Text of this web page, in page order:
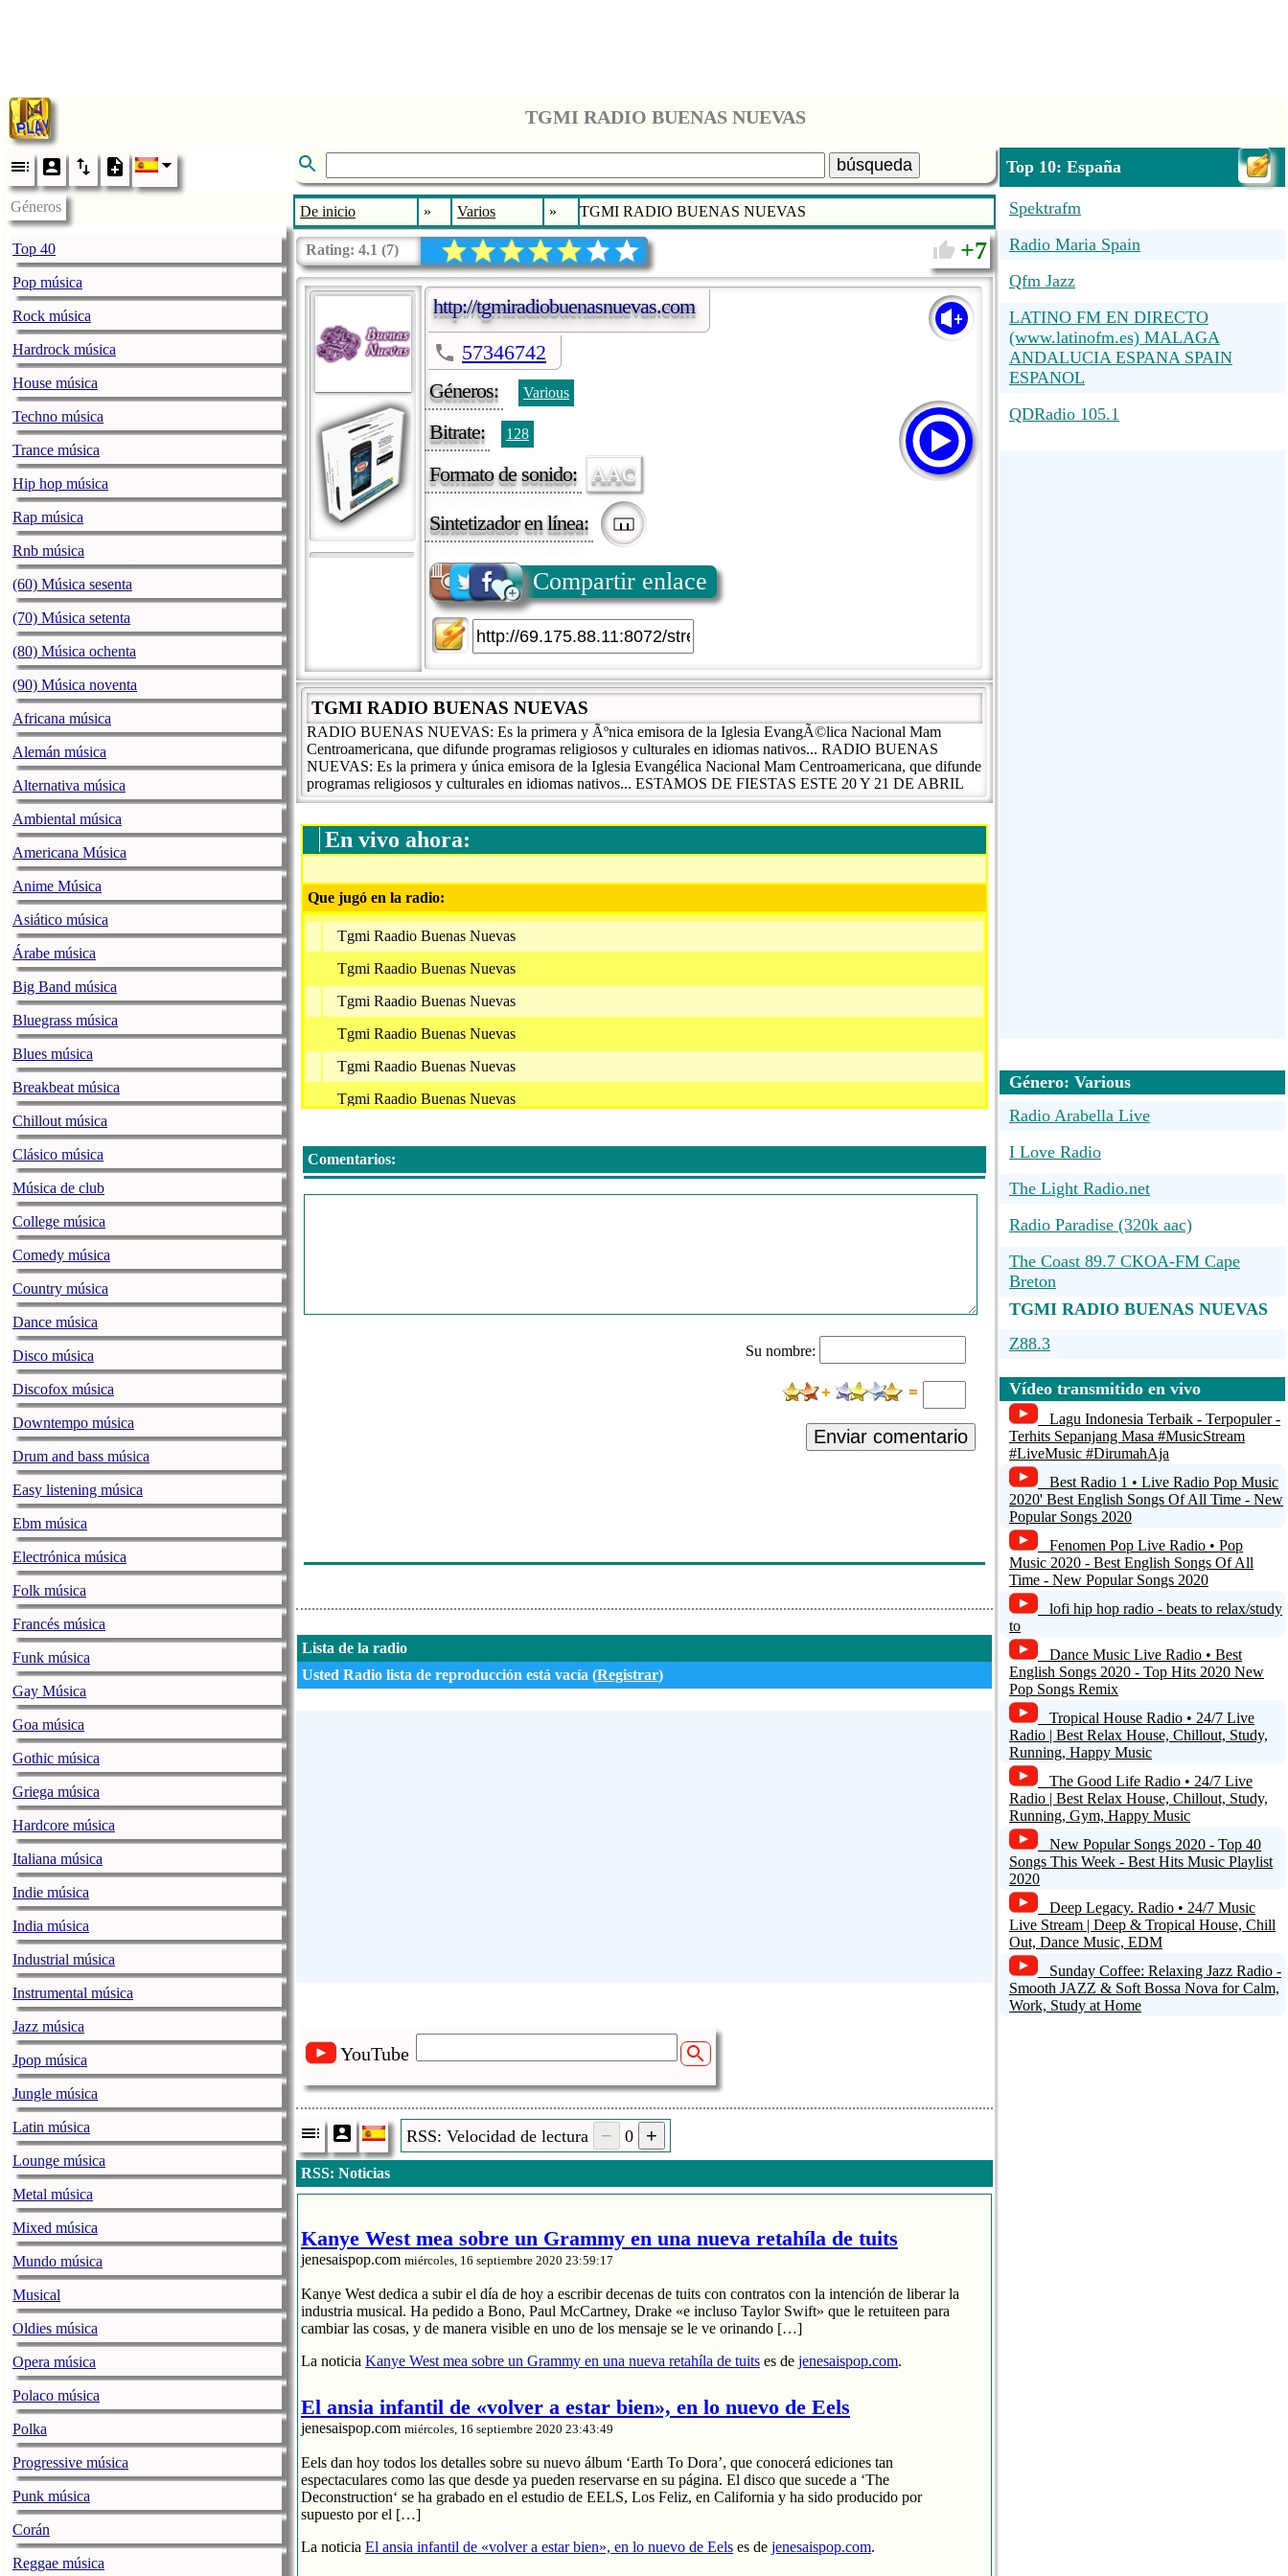
TGMI RADIO BUENAS NUEVAS
Géneros
Top 40
Pop música
Rock música
Hardrock música
House música
Techno música
Trance música
Hip hop música
Rap música
Rnb música
(60) Música sesenta
(70) Música setenta
(80) Música ochenta
(90) Música noventa
Africana música
Alemán música
Alternativa música
Ambiental música
Americana Música
Anime Música
Asiático música
Árabe música
Big Band música
Bluegrass música
Blues música
Breakbeat música
Chillout música
Clásico música
Música de club
College música
Comedy música
Country música
Dance música
Disco música
Discofox música
Downtempo música
Drum and bass música
Easy listening música
Ebm música
Electrónica música
Folk música
Francés música
Funk música
Gay Música
Goa música
Gothic música
Griega música
Hardcore música
Italiana música
Indie música
India música
Industrial música
Instrumental música
Jazz música
Jpop música
Jungle música
Latin música
Lounge música
Metal música
Mixed música
Mundo música
Musical
Oldies música
Opera música
Polaco música
Polka
Progressive música
Punk música
Corán
Reggae música
búsqueda
De inicio » Varios » TGMI RADIO BUENAS NUEVAS
Rating: 4.1 (7) 7
http://tgmiradiobuenasnuevas.com
57346742
Géneros:
Various
Bitrate: 128
Formato de sonido: AAC
Sintetizador en línea:
Compartir enlace
TGMI RADIO BUENAS NUEVAS
RADIO BUENAS NUEVAS: Es la primera y Ãºnica emisora de la Iglesia EvangÃ©lica Nacional Mam
Centroamericana, que difunde programas religiosos y culturales en idiomas nativos... RADIO BUENAS
NUEVAS: Es la primera y única emisora de la Iglesia Evangélica Nacional Mam Centroamericana, que difunde
programas religiosos y culturales en idiomas nativos... ESTAMOS DE FIESTAS ESTE 20 Y 21 DE ABRIL
En vivo ahora:
Que jugó en la radio:
Tgmi Raadio Buenas Nuevas
Tgmi Raadio Buenas Nuevas
Tgmi Raadio Buenas Nuevas
Tgmi Raadio Buenas Nuevas
Tgmi Raadio Buenas Nuevas
Tgmi Raadio Buenas Nuevas
Tgmi Raadio Buenas Nuevas
Tgmi Raadio Buenas Nuevas
Comentarios:
Su nombre:
Enviar comentario
Lista de la radio
Usted Radio lista de reproducción está vacía (Registrar)
YouTube
RSS: Velocidad de lectura 0
RSS: Noticias
Kanye West mea sobre un Grammy en una nueva retahíla de tuits
jenesaispop.com miércoles, 16 septiembre 2020 23:59:17
Kanye West dedica a subir el día de hoy a escribir decenas de tuits con contratos con la intención de liberar la
industria musical. Ha pedido a Bono, Paul McCartney, Drake «e incluso Taylor Swift» que le retuiteen para
cambiar las cosas, y de manera visible en uno de los mensaje se le ve orinando […]
La noticia Kanye West mea sobre un Grammy en una nueva retahíla de tuits es de jenesaispop.com.
El ansia infantil de «volver a estar bien», en lo nuevo de Eels
jenesaispop.com miércoles, 16 septiembre 2020 23:43:49
Eels dan hoy todos los detalles sobre su nuevo álbum ‘Earth To Dora’, que conocerá ediciones tan
espectaculares como las que desde ya pueden reservarse en su página. El disco que sucede a ‘The
Deconstruction‘ se ha grabado en el estudio de EELS, Los Feliz, en California y ha sido producido por
supuesto por el […]
La noticia El ansia infantil de «volver a estar bien», en lo nuevo de Eels es de jenesaispop.com.
Top 10: España
Spektrafm
Radio Maria Spain
Qfm Jazz
LATINO FM EN DIRECTO
(www.latinofm.es) MALAGA
ANDALUCIA ESPANA SPAIN
ESPANOL
QDRadio 105.1
Género: Various
Radio Arabella Live
I Love Radio
The Light Radio.net
Radio Paradise (320k aac)
The Coast 89.7 CKOA-FM Cape
Breton
TGMI RADIO BUENAS NUEVAS
Z88.3
DJ RADIO
TORi-Live-8000
US-3 DC
FREEDOM
Vídeo transmitido en vivo
Lagu Indonesia Terbaik - Terpopuler -
Terhits Sepanjang Masa #MusicStream
#LiveMusic #DirumahAja
Best Radio 1 • Live Radio Pop Music
2020' Best English Songs Of All Time - New
Popular Songs 2020
Fenomen Pop Live Radio • Pop
Music 2020 - Best English Songs Of All
Time - New Popular Songs 2020
lofi hip hop radio - beats to relax/study
to
Dance Music Live Radio • Best
English Songs 2020 - Top Hits 2020 New
Pop Songs Remix
Tropical House Radio • 24/7 Live
Radio | Best Relax House, Chillout, Study,
Running, Happy Music
The Good Life Radio • 24/7 Live
Radio | Best Relax House, Chillout, Study,
Running, Gym, Happy Music
New Popular Songs 2020 - Top 40
Songs This Week - Best Hits Music Playlist
2020
Deep Legacy. Radio • 24/7 Music
Live Stream | Deep & Tropical House, Chill
Out, Dance Music, EDM
Sunday Coffee: Relaxing Jazz Radio -
Smooth JAZZ & Soft Bossa Nova for Calm,
Work, Study at Home